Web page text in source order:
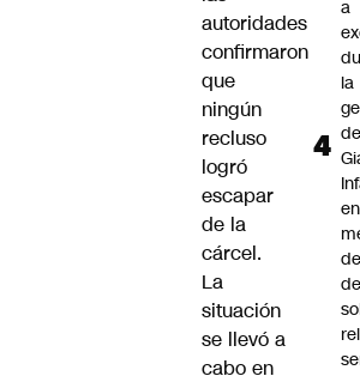
autoridades
confirmaron
que
ningún
recluso
logró
escapar
de la
cárcel.
La
situación
se llevó a
cabo en
a
la
en